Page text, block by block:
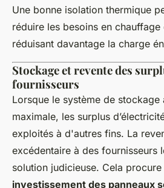
Une bonne isolation thermique
réduire les besoins en
réduisant davantage la charge
Stockage et revente des
fournisseurs
Lorsque le système de stockage
maximale, les surplus
exploités à d'autres fins. La
excédentaire à des fournisseurs
solution judicieuse. Cela procure
investissement des panneaux